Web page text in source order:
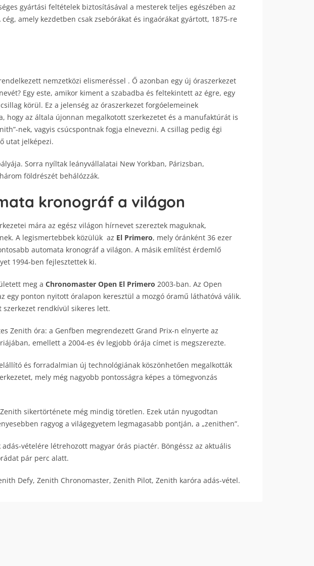
gyártási feltételek biztosításával a mesterek teljes egészében az
amely kezdetben csak zsebórákat és ingaórákat gyártott, 1875-re
nemzetközi elismeréssel . Ő azonban egy új óraszerkezet
Egy este, amikor kiment a szabadba és feltekintett az égre, egy
körül. Ez a jelenség az óraszerkezet forgóelemeinek
hogy az általa újonnan megalkotott szerkezetet és a manufaktúrát is
nek, vagyis csúcspontnak fogja elnevezni. A csillag pedig égi
utat jelképezi.
Sorra nyíltak leányvállalatai New Yorkban, Párizsban,
földrészét behálózzák.
kronográf a világon
mára az egész világon hírnevet szereztek maguknak,
A legismertebbek közülük az El Primero, mely óránként 36 ezer
automata kronográf a világon. A másik említést érdemlő
1994-ben fejlesztettek ki.
meg a Chronomaster Open El Primero 2003-ban. Az Open
egy ponton nyitott óralapon keresztül a mozgó óramű láthatóvá válik.
rendkívül sikeres lett.
Zenith óra: a Genfben megrendezett Grand Prix-n elnyerte az
emellett a 2004-es év legjobb órája címet is megszerezte.
és forradalmian új technológiának köszönhetően megalkották
mely még nagyobb pontosságra képes a tömegvonzás
sikertörténete még mindig töretlen. Ezek után nyugodtan
ragyog a világegyetem legmagasabb pontján, a „zenithen”.
vételére létrehozott magyar órás piactér. Böngéssz az aktuális
pár perc alatt.
Defy, Zenith Chronomaster, Zenith Pilot, Zenith karóra adás-vétel.